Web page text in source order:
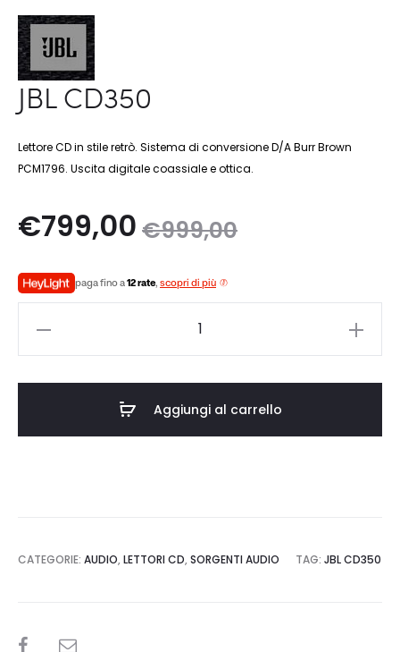
JBL CD350
Lettore CD in stile retrò. Sistema di conversione D/A Burr Brown
PCM1796. Uscita digitale coassiale e ottica.
€999,00
Il
originale
€999,00.
€799,00
paga fino a12 rate, scopri di più
Aggiungi al carrello
CATEGORIE: AUDIO, LETTORI CD, SORGENTI AUDIO TAG: JBL CD350
SHARE